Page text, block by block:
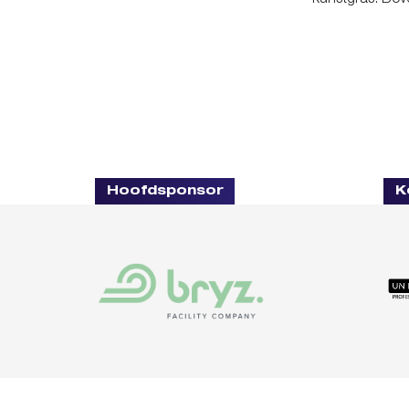
Hoofdsponsor